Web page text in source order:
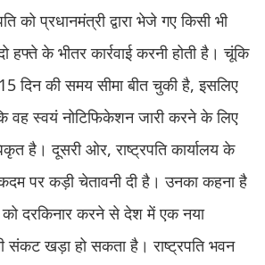
को प्रधानमंत्री द्वारा भेजे गए किसी भी
हफ्ते के भीतर कार्रवाई करनी होती है। चूंकि
15 दिन की समय सीमा बीत चुकी है, इसलिए
वह स्वयं नोटिफिकेशन जारी करने के लिए
है। दूसरी ओर, राष्ट्रपति कार्यालय के
पर कड़ी चेतावनी दी है। उनका कहना है
को दरकिनार करने से देश में एक नया
संकट खड़ा हो सकता है। राष्ट्रपति भवन